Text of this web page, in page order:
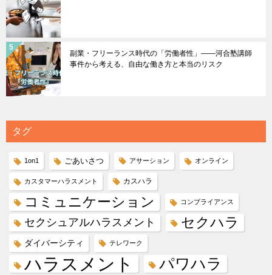
副業・フリーランス時代の「労働者性」――河合塾講師
事件から考える、自由な働き方と本当のリスク
タグ
1on1 ごあいさつ アサーション オンライン
カスタマーハラスメント カスハラ
コミュニケーション コンプライアンス
セクシュアルハラスメント セクハラ
ダイバーシティ テレワーク
ハラスメント パワハラ